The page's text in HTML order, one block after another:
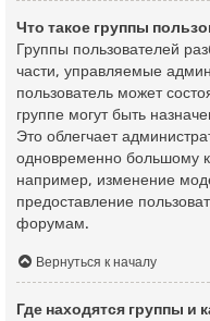
Что такое группы
Группы пользователей
части, управляемые
пользователь может
группе могут быть
Это облегчает
одновременно большому
например, изменение
предоставление
форумам.
Вернуться к началу
Где находятся группы и